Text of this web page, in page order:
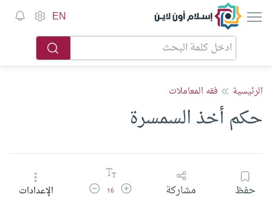
إسلام أون لاين EN
الرئيسية فقه المعاملات
حكم أخذ السمسرة
حفظ مشاركة زيادة حجم الخط
16 تقليل حجم الخطالإعدادات